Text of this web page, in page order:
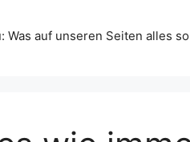
Was auf unseren Seiten alles